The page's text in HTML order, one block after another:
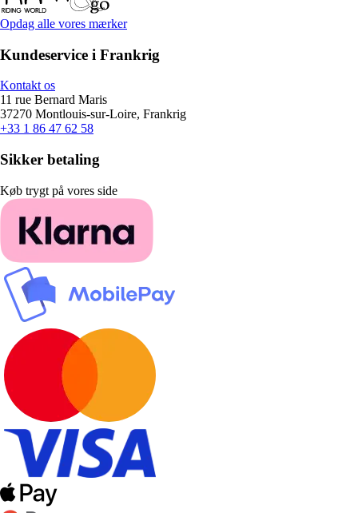
Opdag alle vores mærker
Kundeservice i Frankrig
Kontakt os
11 rue Bernard Maris
37270 Montlouis-sur-Loire, Frankrig
+33 1 86 47 62 58
Sikker betaling
Køb trygt på vores side